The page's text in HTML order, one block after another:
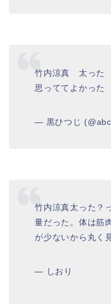
竹内涼真 太った
思っててよかった
— 黒ひつじ
竹内涼真太った？
量だった。体は筋
が少ないから丸く
— しおり